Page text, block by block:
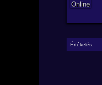
Értékelés: